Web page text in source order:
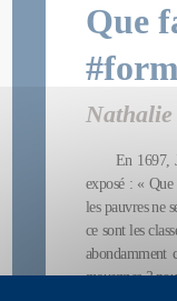
Que
En 1697,
exposé : «
les pauvres ne
ce sont les
abondamment
moyennes ?